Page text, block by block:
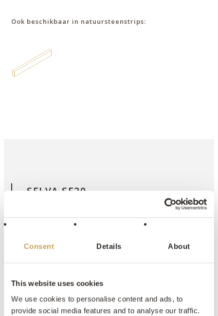
Consent Details About
This website uses cookies
We use cookies to personalise content and ads, to
provide social media features and to analyse our traffic.
Ook beschikbaar in natuursteenstrips:
SELVA SE20
Deze natuursteen mix heeft een lichtgrijze kleur,